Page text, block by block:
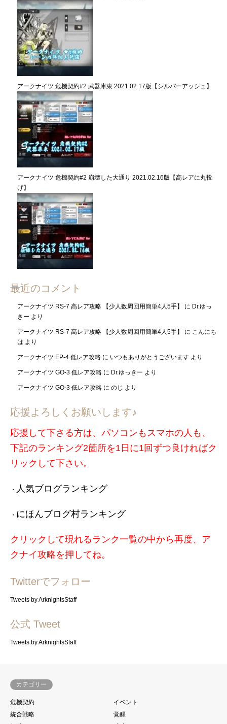
アークナイツ 危機契約#2 武器庫東 2021.02.17版【シルバーアッシュ】
アークナイツ 危機契約#2 崩壊した大通り 2021.02.16版【高レアに丸投
げ】
最近のコメント
アークナイツ RS-7 高レア攻略 【少人数周回用簡単4人5手】 に Dr.ゆっ
きー より
アークナイツ RS-7 高レア攻略 【少人数周回用簡単4人5手】 に こんにち
は より
アークナイツ EP-4 低レア攻略 に いつもありがとうございます より
アークナイツ GO-3 低レア攻略 に Dr.ゆっきー より
アークナイツ GO-3 低レア攻略 に のじ より
応援よろしくお願いします♪
応援して下さる方は、パソコンもスマホの人も、
下記のランキング2箇所を1日に1回ずつ良ければク
リックして下さい。
・ 人気ブログランキング
・ にほんブログ村ランキング
クリックして現れるランク一覧の中から再度、ア
クナイ攻略を押してね。
Twitterでフォロー
Tweets by ArknightsStaff
公式 Tweet
Tweets by ArknightsStaff
カテゴリー
危機契約
イベント
統合戦略
覚醒